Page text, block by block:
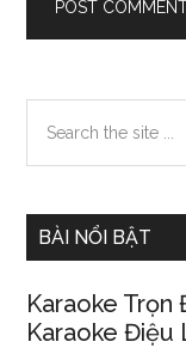
Primary
Sidebar
the
BÀI NỔI BẬT
Karaoke Trọn
Karaoke Điệu